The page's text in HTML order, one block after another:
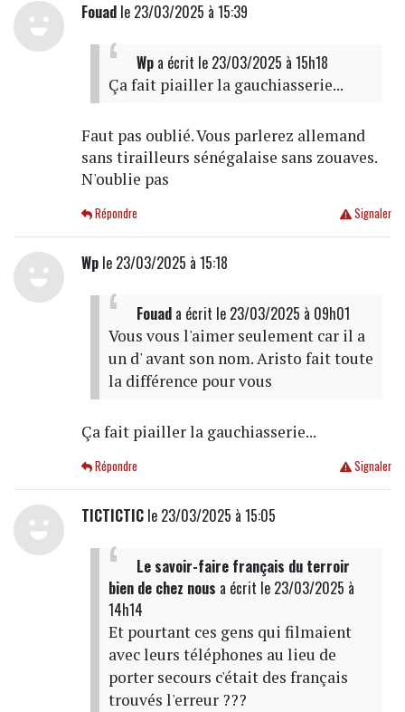
Fouadle 23/03/2025 à 15:39
Wpa écrit le 23/03/2025 à 15h18
Ça fait piailler la gauchiasserie...
Faut pas oublié. Vous parlerez allemand
sans tirailleurs sénégalaise sans zouaves.
N'oublie pas
Signaler
Répondre
Wple 23/03/2025 à 15:18
Fouada écrit le 23/03/2025 à 09h01
Vous vous l'aimer seulement car il a
un d' avant son nom. Aristo fait toute
la différence pour vous
Ça fait piailler la gauchiasserie...
Signaler
Répondre
TICTICTICle 23/03/2025 à 15:05
Le savoir-faire français du terroir
bien de chez nous a écrit le 23/03/2025 à
14h14
Et pourtant ces gens qui filmaient
avec leurs téléphones au lieu de
porter secours c'était des français
trouvés l'erreur ???